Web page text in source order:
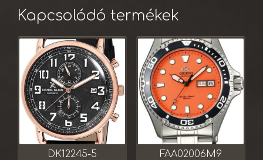
Kapcsolódó termékek
DK12245-5 FAA02006M9